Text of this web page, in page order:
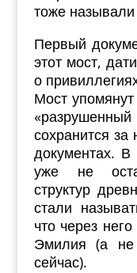
тоже называли
Первый
этот мост,
о
Мост
сохранится
документах.
уже не
структур
стали
что через
Эмилия (а
сейчас).